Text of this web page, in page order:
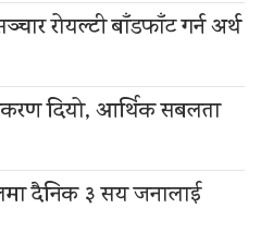
रोयल्टी बाँडफाँट गर्न अर्थ
दियो, आर्थिक सबलता
दैनिक ३ सय जनालाई